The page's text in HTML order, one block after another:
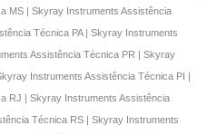
MS | Skyray Instruments Assistência
Técnica PA | Skyray Instruments
Assistência Técnica PR | Skyray
Instruments Assistência Técnica PI |
RJ | Skyray Instruments Assistência
Técnica RS | Skyray Instruments